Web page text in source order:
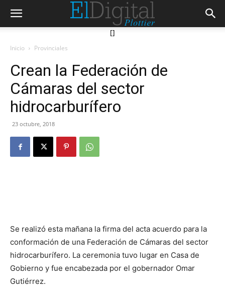
[]
Inicio Provinciales
Crean la Federación de
Cámaras del sector
hidrocarburífero
23 octubre, 2018
Se realizó esta mañana la firma del acta acuerdo para la
conformación de una Federación de Cámaras del sector
hidrocarburífero. La ceremonia tuvo lugar en Casa de
Gobierno y fue encabezada por el gobernador Omar
Gutiérrez.